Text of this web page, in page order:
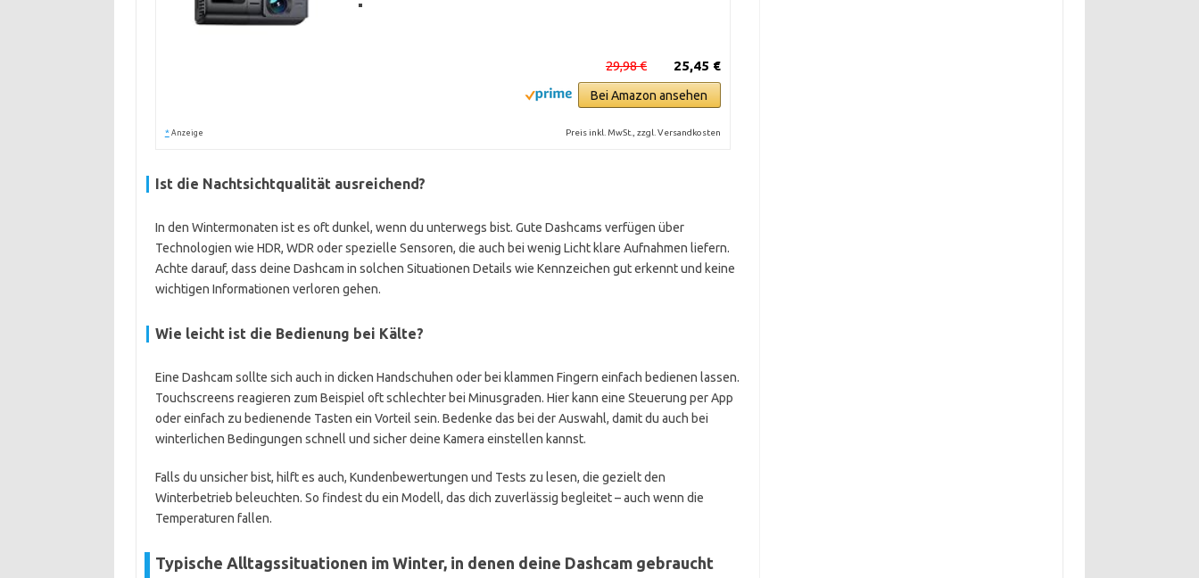
25,45 €
29,98 €
Bei Amazon ansehen
* Anzeige Preis inkl. MwSt., zzgl. Versandkosten
Ist die Nachtsichtqualität ausreichend?
In den Wintermonaten ist es oft dunkel, wenn du unterwegs bist. Gute Dashcams verfügen über
Technologien wie HDR, WDR oder spezielle Sensoren, die auch bei wenig Licht klare Aufnahmen liefern.
Achte darauf, dass deine Dashcam in solchen Situationen Details wie Kennzeichen gut erkennt und keine
wichtigen Informationen verloren gehen.
Wie leicht ist die Bedienung bei Kälte?
Eine Dashcam sollte sich auch in dicken Handschuhen oder bei klammen Fingern einfach bedienen lassen.
Touchscreens reagieren zum Beispiel oft schlechter bei Minusgraden. Hier kann eine Steuerung per App
oder einfach zu bedienende Tasten ein Vorteil sein. Bedenke das bei der Auswahl, damit du auch bei
winterlichen Bedingungen schnell und sicher deine Kamera einstellen kannst.
Falls du unsicher bist, hilft es auch, Kundenbewertungen und Tests zu lesen, die gezielt den
Winterbetrieb beleuchten. So findest du ein Modell, das dich zuverlässig begleitet – auch wenn die
Temperaturen fallen.
Typische Alltagssituationen im Winter, in denen deine Dashcam gebraucht